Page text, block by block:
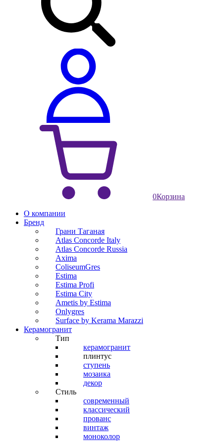
0Корзина
О компании
Бренд
Грани Таганая
Atlas Concorde Italy
Atlas Concorde Russia
Axima
ColiseumGres
Estima
Estima Profi
Estima City
Ametis by Estima
Onlygres
Surface by Kerama Marazzi
Керамогранит
Тип
керамогранит
плинтус
ступень
мозаика
декор
Стиль
современный
классический
прованс
винтаж
моноколор